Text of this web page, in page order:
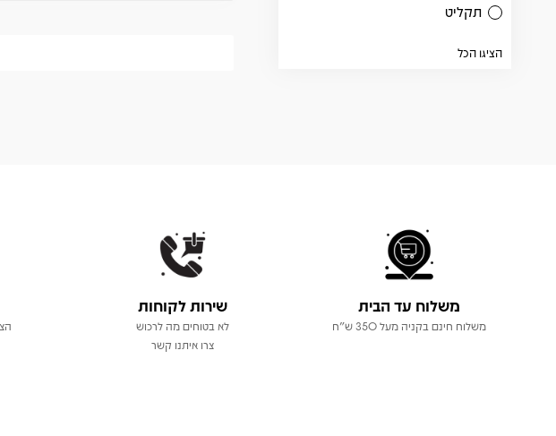
תקליט
הציגו הכל
משלוח עד הבית
משלוח חינם בקניה מעל 350 ש"ח
שירות לקוחות
לא בטוחים מה לרכוש
צרו איתנו קשר